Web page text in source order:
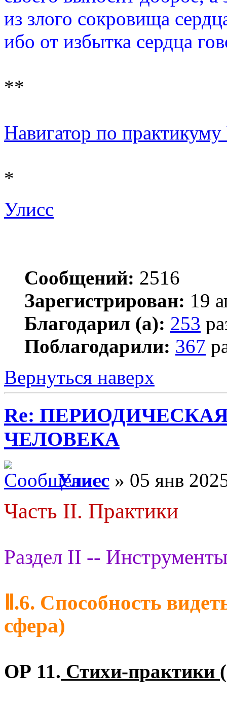
из злого сокровища
ибо от избытка сердца
**
Навигатор по
*
Улисс
Сообщений: 2516
Зарегистрирован: 19
Благодарил (а): 253
Поблагодарили: 367
Вернуться наверх
Re:
ЧЕЛОВЕКА
Улисс » 05 янв
Часть II. Практики
Раздел II --
Ⅱ.6. Способность
сфера)
ОР 11. Стихи-практики